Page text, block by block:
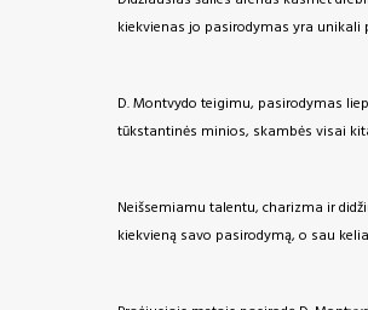
kiekvienas jo pasirodymas yra
D. Montvydo teigimu, pasirodymas
tūkstantinės minios, skambės visai
Neišsemiamu talentu, charizma ir
kiekvieną savo pasirodymą, o sau